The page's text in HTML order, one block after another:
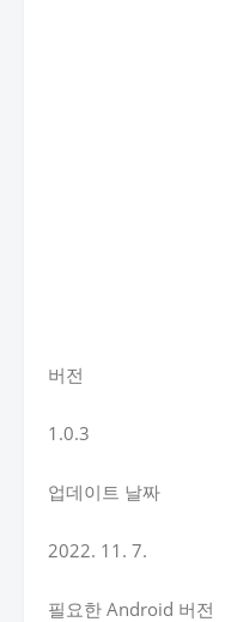
버전
1.0.3
업데이트 날짜
2022. 11. 7.
필요한 Android 버전